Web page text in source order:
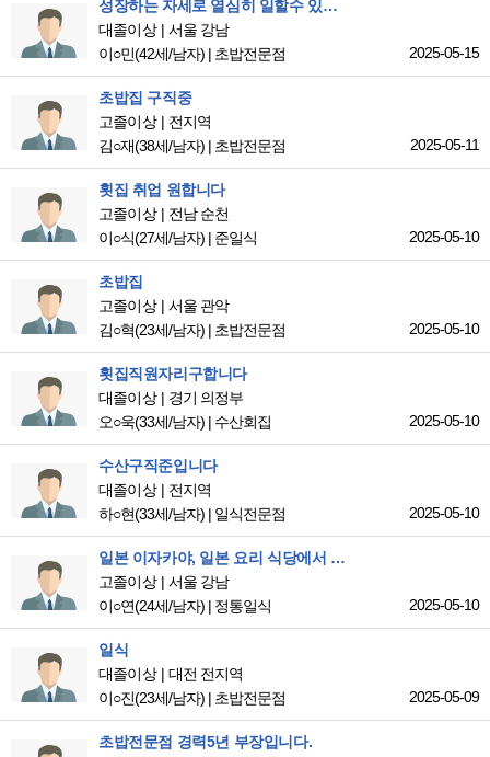
성장하는 자세로 열심히 일할수 있는 곳을 찾고 있습니다
대졸이상
서울 강남
이○민(42세/남자) | 초밥전문점 2025-05-15
초밥집 구직중
고졸이상
전지역
김○재(38세/남자) | 초밥전문점 2025-05-11
횟집 취업 원합니다
고졸이상
전남 순천
이○식(27세/남자) | 준일식 2025-05-10
초밥집
고졸이상
서울 관악
김○혁(23세/남자) | 초밥전문점 2025-05-10
횟집직원자리구합니다
대졸이상
경기 의정부
오○욱(33세/남자) | 수산회집 2025-05-10
수산구직준입니다
대졸이상
전지역
하○현(33세/남자) | 일식전문점 2025-05-10
일본 이자카야, 일본 요리 식당에서 근무를 희망합니다
고졸이상
서울 강남
이○연(24세/남자) | 정통일식 2025-05-10
일식
대졸이상
대전 전지역
이○진(23세/남자) | 초밥전문점 2025-05-09
초밥전문점 경력5년 부장입니다.